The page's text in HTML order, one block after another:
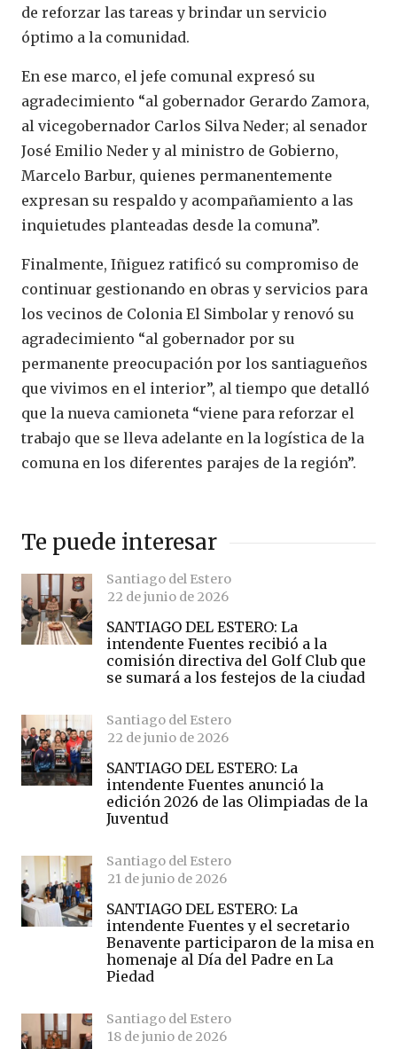
de reforzar las tareas y brindar un servicio
óptimo a la comunidad.
En ese marco, el jefe comunal expresó su
agradecimiento “al gobernador Gerardo Zamora,
al vicegobernador Carlos Silva Neder; al senador
José Emilio Neder y al ministro de Gobierno,
Marcelo Barbur, quienes permanentemente
expresan su respaldo y acompañamiento a las
inquietudes planteadas desde la comuna”.
Finalmente, Iñiguez ratificó su compromiso de
continuar gestionando en obras y servicios para
los vecinos de Colonia El Simbolar y renovó su
agradecimiento “al gobernador por su
permanente preocupación por los santiagueños
que vivimos en el interior”, al tiempo que detalló
que la nueva camioneta “viene para reforzar el
trabajo que se lleva adelante en la logística de la
comuna en los diferentes parajes de la región”.
Te puede interesar
Santiago del Estero
22 de junio de 2026
SANTIAGO DEL ESTERO: La
intendente Fuentes recibió a la
comisión directiva del Golf Club que
se sumará a los festejos de la ciudad
Santiago del Estero
22 de junio de 2026
SANTIAGO DEL ESTERO: La
intendente Fuentes anunció la
edición 2026 de las Olimpiadas de la
Juventud
Santiago del Estero
21 de junio de 2026
SANTIAGO DEL ESTERO: La
intendente Fuentes y el secretario
Benavente participaron de la misa en
homenaje al Día del Padre en La
Piedad
Santiago del Estero
18 de junio de 2026